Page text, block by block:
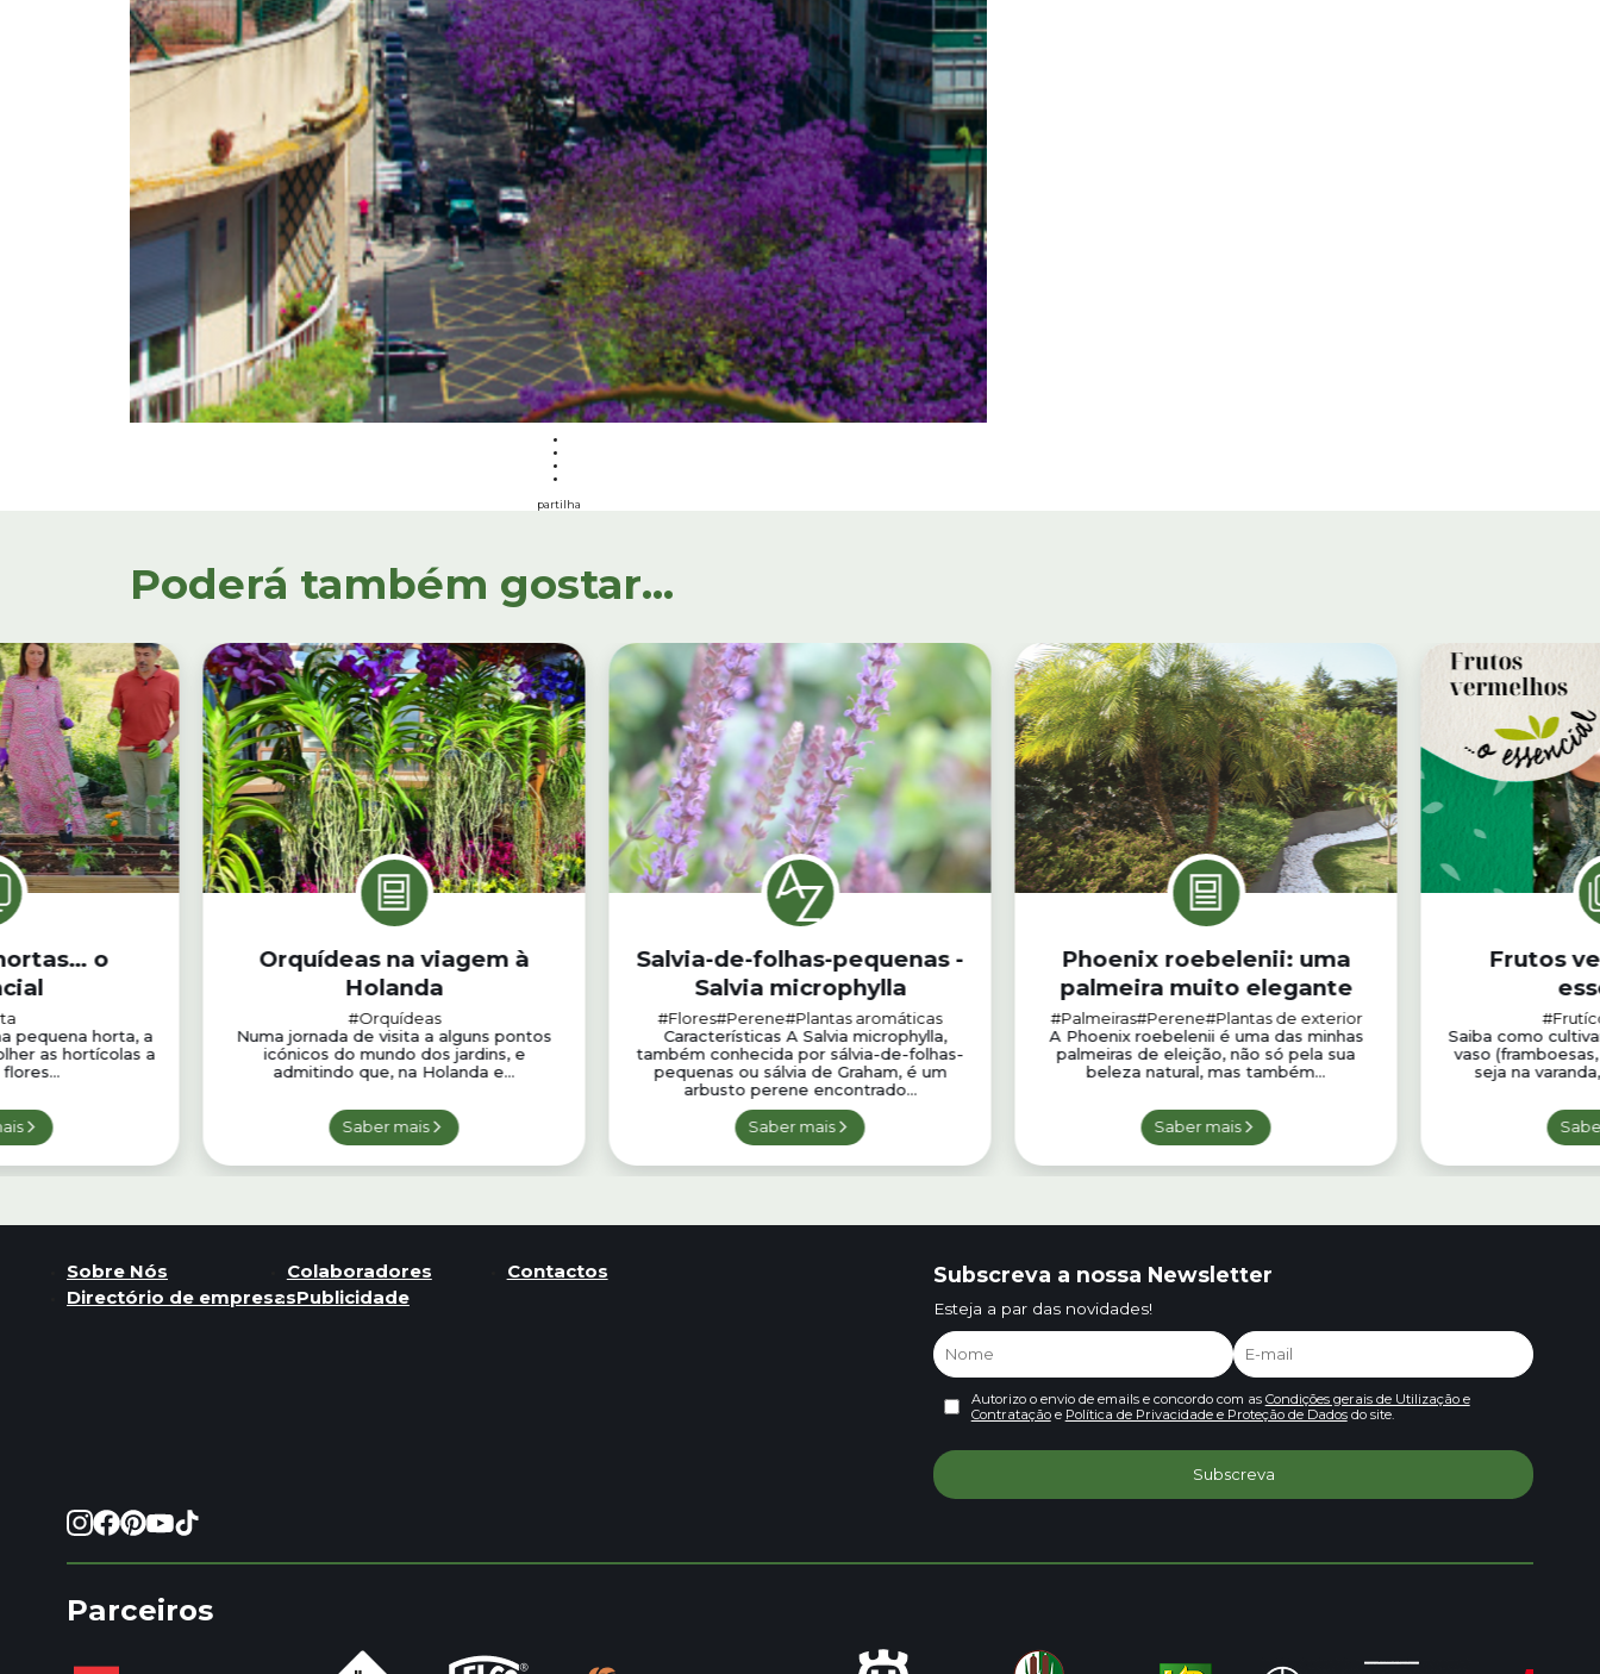
partilha
Poderá também gostar...
o
pequena horta, a
as hortícolas a
Orquídeas na viagem à
Holanda
#Orquídeas
Numa jornada de visita a alguns pontos
icónicos do mundo dos jardins, e
admitindo que, na Holanda e...
Saber mais
Salvia-de-folhas-pequenas -
Salvia microphylla
#Flores#Perene#Plantas aromáticas
Características A Salvia microphylla,
também conhecida por sálvia-de-folhas-
pequenas ou sálvia de Graham, é um
arbusto perene encontrado...
Saber mais
Phoenix roebelenii: uma
palmeira muito elegante
#Palmeiras#Perene#Plantas de exterior
A Phoenix roebelenii é uma das minhas
palmeiras de eleição, não só pela sua
beleza natural, mas também...
Saber mais
Frutos
Saiba como
vaso
seja na
Sobre Nós Colaboradores
Contactos
Directório de empresasPublicidade
Subscreva a nossa Newsletter
Esteja a par das novidades!
Autorizo o envio de emails e concordo com as Condições gerais de Utilização e
Contrataçãoe Política de Privacidade e Proteção de Dadosdo site.
Parceiros